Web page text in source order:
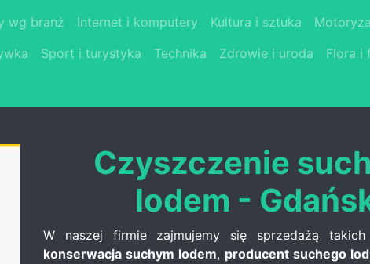
wg branż Internet i komputery Kultura i sztuka
Sport i turystyka Technika Zdrowie i uroda Flora i
Czyszczenie
lodem -
W naszej firmie zajmujemy się sprzedażą
konserwacja suchym lodem, producent suchego